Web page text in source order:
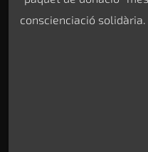
conscienciació solidària.